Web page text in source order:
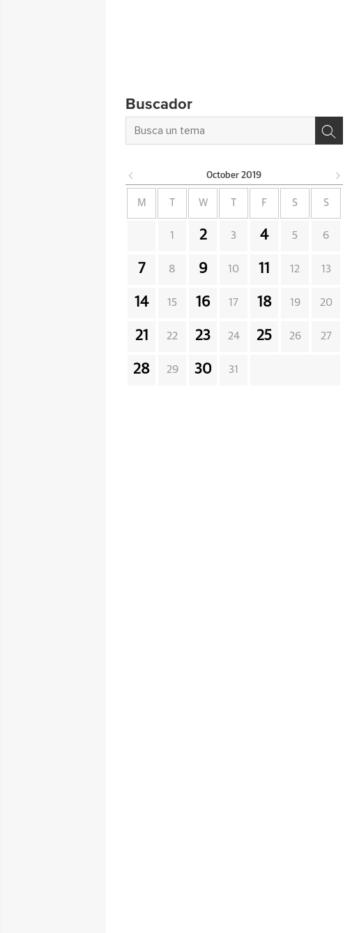
Buscador
October 2019
M W F S S
1 2 3 4 5 6
7 8 9 10 11 12 13
14 15 16 17 18 19 20
21 22 23 24 25 26 27
28 29 30 31